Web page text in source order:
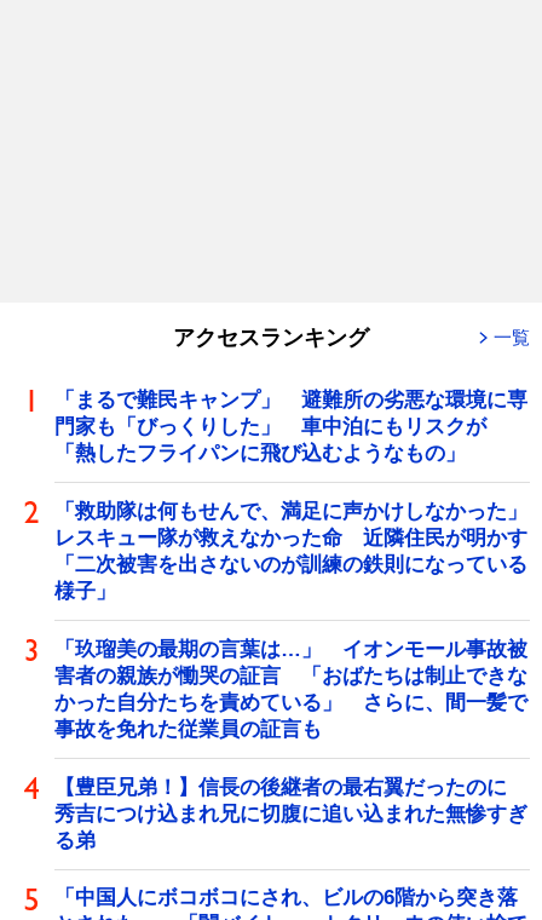
アクセスランキング 一覧
「まるで難民キャンプ」 避難所の劣悪な環境に専
門家も「びっくりした」 車中泊にもリスクが
「熱したフライパンに飛び込むようなもの」
「救助隊は何もせんで、満足に声かけしなかった」
レスキュー隊が救えなかった命 近隣住民が明かす
「二次被害を出さないのが訓練の鉄則になっている
様子」
「玖瑠美の最期の言葉は…」 イオンモール事故被
害者の親族が慟哭の証言 「おばたちは制止できな
かった自分たちを責めている」 さらに、間一髪で
事故を免れた従業員の証言も
【豊臣兄弟！】信長の後継者の最右翼だったのに
秀吉につけ込まれ兄に切腹に追い込まれた無惨すぎ
る弟
「中国人にボコボコにされ、ビルの6階から突き落